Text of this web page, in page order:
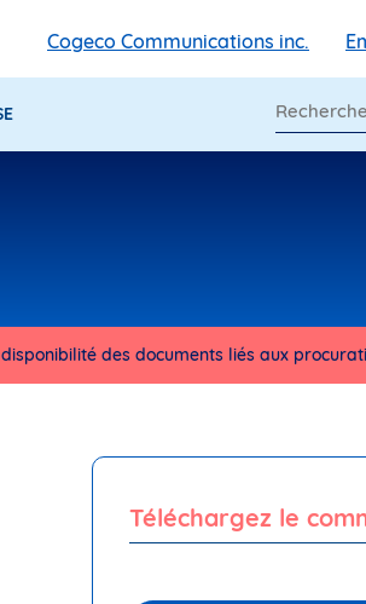
Cogeco Communications inc.
des documents liés aux
Téléchargez le